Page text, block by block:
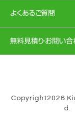
よくあるご質問
無料見積り・お問い合
Copyright2026
d.